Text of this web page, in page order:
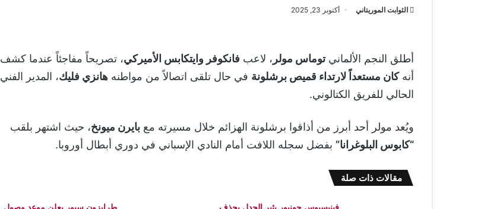
الثوابت الموريتاني أكتوبر 23, 2025
أطلق النجم الألمانيتوماس مولر ، لاعب فانكوفر وايتكابس الأميركي، تصريحاً مفاجئاً عندما كشف
أنهكان مستعداً لارتداء قميص برشلونة في حال تلقى اتصالاً من مواطنه هانزي فليك، المدير الفني
الحالي للفريق الكتالوني.
ويُعد مولر أحد أبرز من أذاقوا برشلونة الهزائم خلال مسيرته مع بايرن ميونخ، حيث اشتهر بلقب
“كابوس البلوغرانا” بفضل سجله اللافت أمام النادي الإسباني في دوري أبطال أوروبا.
مقالات ذات صلة